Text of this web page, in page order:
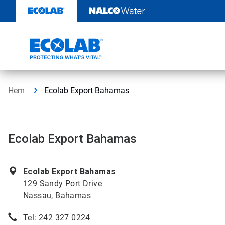
innehåll
Hem Ecolab Export Bahamas
Ecolab Export Bahamas
Ecolab Export Bahamas
129 Sandy Port Drive
Nassau, Bahamas
Tel: 242 327 0224